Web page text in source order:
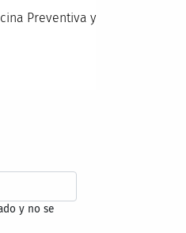
Preventiva y
y no se